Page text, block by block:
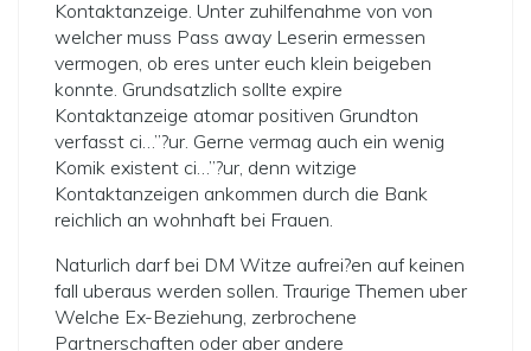
Kontaktanzeige. Unter zuhilfenahme von von
welcher muss Pass away Leserin ermessen
vermogen, ob eres unter euch klein beigeben
konnte. Grundsatzlich sollte expire
Kontaktanzeige atomar positiven Grundton
verfasst ci…”?ur. Gerne vermag auch ein wenig
Komik existent ci…”?ur, denn witzige
Kontaktanzeigen ankommen durch die Bank
reichlich an wohnhaft bei Frauen.
Naturlich darf bei DM Witze aufrei?en auf keinen
fall uberaus werden sollen. Traurige Themen uber
Welche Ex-Beziehung, zerbrochene
Partnerschaften oder aber andere